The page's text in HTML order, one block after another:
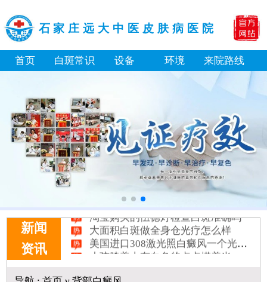
石家庄远大中医皮肤病医院
首页 白斑常识 设备 环境 来院路线
新闻
资讯
淘宝购买的伍德灯检查白斑准确吗
大面积白斑做全身仓光疗怎么样
美国进口308激光照白癜风一个光斑大概费用多少
小孩膝盖上有白色的点点摸着光滑怎么回事
伍德灯下白斑比肉眼看到的更大正常吗